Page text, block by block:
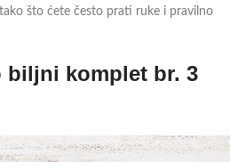
što ćete često prati ruke i pravilno
biljni komplet br. 3